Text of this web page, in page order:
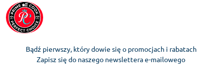
Bądź pierwszy, który dowie się o promocjach i rabatach
Zapisz się do naszego newslettera e-mailowego